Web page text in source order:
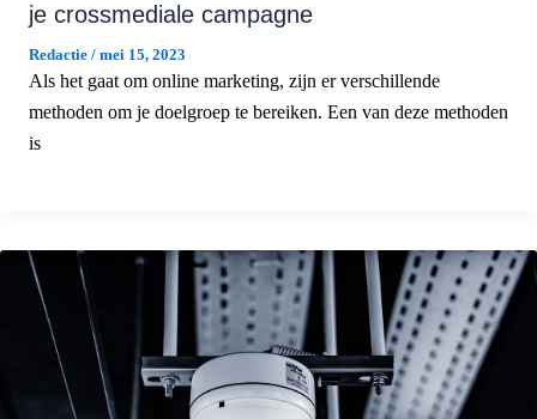
je crossmediale campagne
Redactie / mei 15, 2023
Als het gaat om online marketing, zijn er verschillende
methoden om je doelgroep te bereiken. Een van deze methoden
is